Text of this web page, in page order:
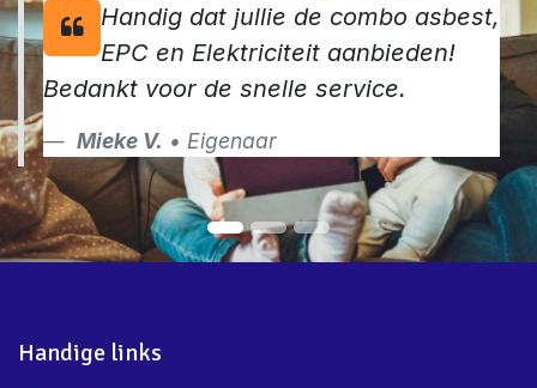
Handig dat jullie de combo asbest,
EPC en Elektriciteit aanbieden!
Bedankt voor de snelle service.
Mieke V. • Eigenaar
Handige links